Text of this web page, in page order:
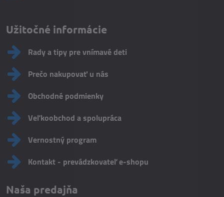
Užitočné informácie
Rady a tipy pre vnímavé deti
Prečo nakupovať u nás
Obchodné podmienky
Veľkoobchod a spolupráca
Vernostný program
Kontakt - prevádzkovateľ e-shopu
Naša predajňa